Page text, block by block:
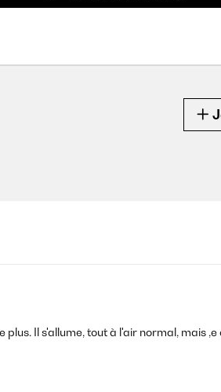
Il s'allume, tout à l'air normal, mais